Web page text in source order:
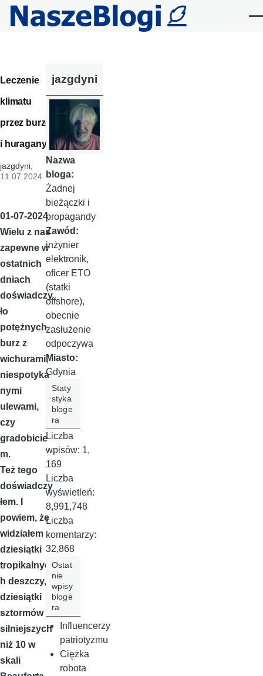
Przejdź do treści
Leczenie
klimatu
przez burze
i huragany
jazgdyni,
11.07.2024
01-07-2024
Wielu z nas
zapewne w
ostatnich
dniach
doświadczy
ło
potężnych
burz z
wichurami,
niespotyka
nymi
ulewami,
czy
gradobicie
m.
Też tego
doświadczy
łem. I
powiem, że
widziałem
dziesiątki
tropikalnyc
h deszczy,
dziesiątki
sztormów
silniejszych
niż 10 w
skali
jazgdyni
Nazwa
bloga:
Żadnej
bieżączki i
propagandy
Zawód:
inżynier
elektronik,
oficer ETO
(statki
offshore),
obecnie
zasłużenie
odpoczywa
Miasto:
Gdynia
Staty
styka
bloge
ra
Liczba
wpisów: 1,
169
Liczba
wyświetleń:
8,991,748
Liczba
komentarzy:
32,868
Ostat
nie
wpisy
bloge
ra
Influencerzy
patriotyzmu
Ciężka
robota